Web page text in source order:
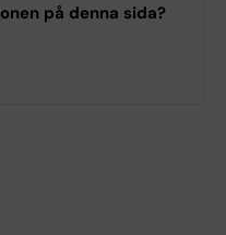
på denna sida?